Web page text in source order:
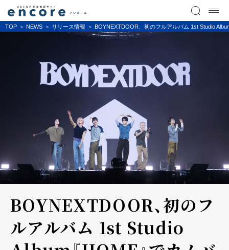
TOP NEWS リリース情報 BOYNEXTDOOR、初のフルアルバム 1st Studio
BOYNEXTDOOR、初のフ
ルアルバム 1st Studio